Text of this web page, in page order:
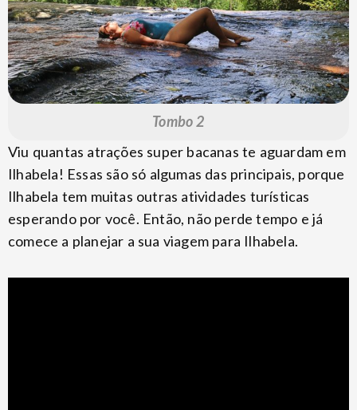
Tombo 2
Viu quantas atrações super bacanas te aguardam em
Ilhabela! Essas são só algumas das principais, porque
Ilhabela tem muitas outras atividades turísticas
esperando por você. Então, não perde tempo e já
comece a planejar a sua viagem para Ilhabela.